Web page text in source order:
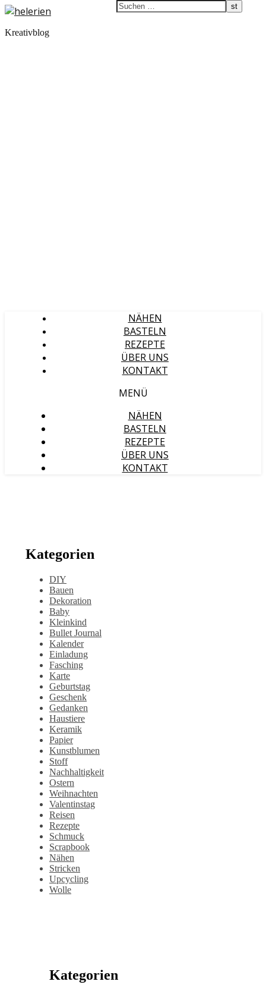
Kreativblog
NÄHEN
BASTELN
REZEPTE
ÜBER UNS
KONTAKT
MENÜ
NÄHEN
BASTELN
REZEPTE
ÜBER UNS
KONTAKT
Kategorien
DIY
Bauen
Dekoration
Baby
Kleinkind
Bullet Journal
Kalender
Einladung
Fasching
Karte
Geburtstag
Geschenk
Gedanken
Haustiere
Keramik
Papier
Kunstblumen
Stoff
Nachhaltigkeit
Ostern
Weihnachten
Valentinstag
Reisen
Rezepte
Schmuck
Scrapbook
Nähen
Stricken
Upcycling
Wolle
Kategorien